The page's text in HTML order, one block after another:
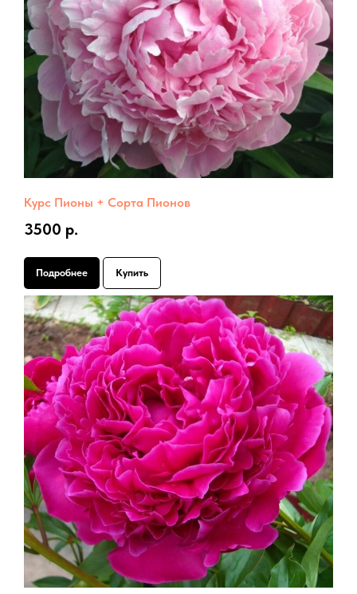
Курс Пионы + Сорта Пионов
3500 р.
Подробнее Купить